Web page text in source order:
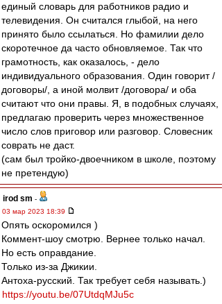
единый словарь для работников радио и
телевидения. Он считался глыбой, на него
принято было ссылаться. Но фамилии дело
скоротечное да часто обновляемое. Так что
грамотность, как оказалось, - дело
индивидуального образования. Один говорит /
договоры/, а иной молвит /договора/ и оба
считают что они правы. Я, в подобных случаях,
предлагаю проверить через множественное
число слов приговор или разговор. Словесник
соврать не даст.
(сам был тройко-двоечником в школе, поэтому
не претендую)
irod sm -
03 мар 2023 18:39
Опять оскоромился )
Коммент-шоу смотрю. Вернее только начал.
Но есть оправдание.
Только из-за Джикии.
Антоха-русский. Так требует себя называть.)
https://youtu.be/07UtdqMJu5c